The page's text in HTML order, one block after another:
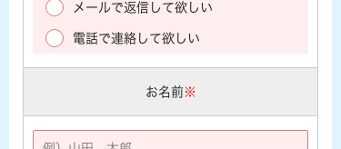
メールで返信して欲しい
電話で連絡して欲しい
お名前※